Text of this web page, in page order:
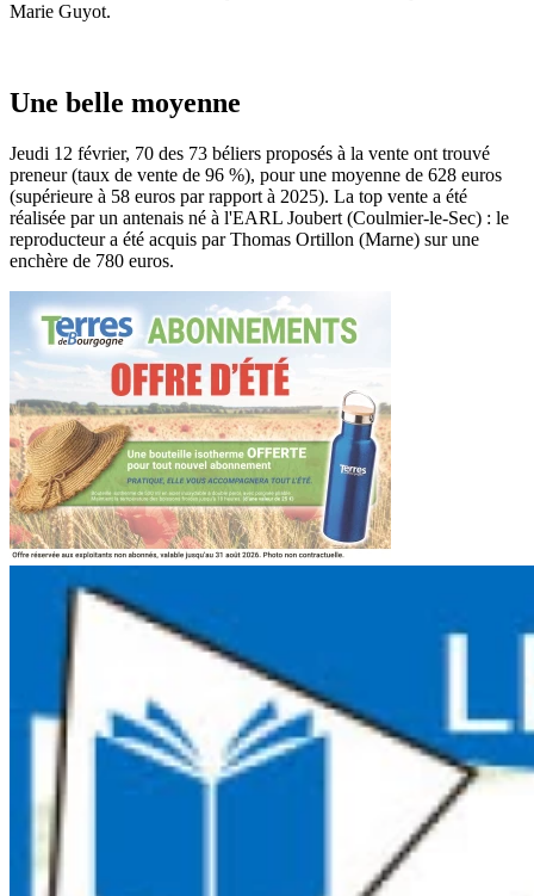
Marie Guyot.
Une belle moyenne
Jeudi 12 février, 70 des 73 béliers proposés à la vente ont trouvé
preneur (taux de vente de 96 %), pour une moyenne de 628 euros
(supérieure à 58 euros par rapport à 2025). La top vente a été
réalisée par un antenais né à l'EARL Joubert (Coulmier-le-Sec) : le
reproducteur a été acquis par Thomas Ortillon (Marne) sur une
enchère de 780 euros.